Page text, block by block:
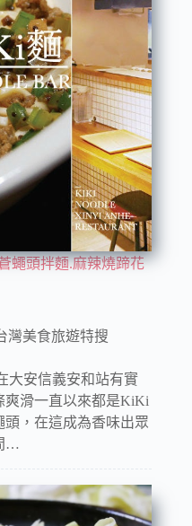
蠅頭拌麵.麻辣燒蹄花
灣美食旅遊特搜
大安信義安和站有實
爽滑一直以來都是KiKi
，在這成為香味出眾
…